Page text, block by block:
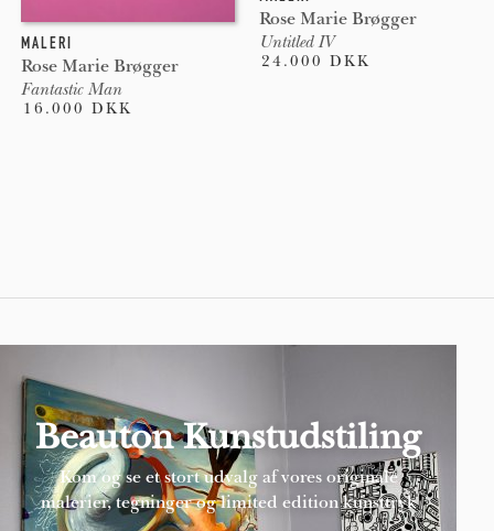
MALERI
Rose Marie Brøgger
Fantastic Man
16.000 DKK
Rose Marie Brøgger
Untitled IV
24.000 DKK
Beauton Kunstudstiling
Kom og se et stort udvalg af vores originale
malerier, tegninger og limited edition kunsttryk